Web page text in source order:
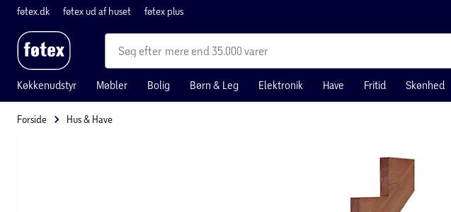
føtex.dk føtex ud af huset føtex plus
mere end 35.000 varer
Køkkenudstyr Møbler Bolig Børn & Leg Elektronik Have Fritid Skønhed
Forside Hus & Have